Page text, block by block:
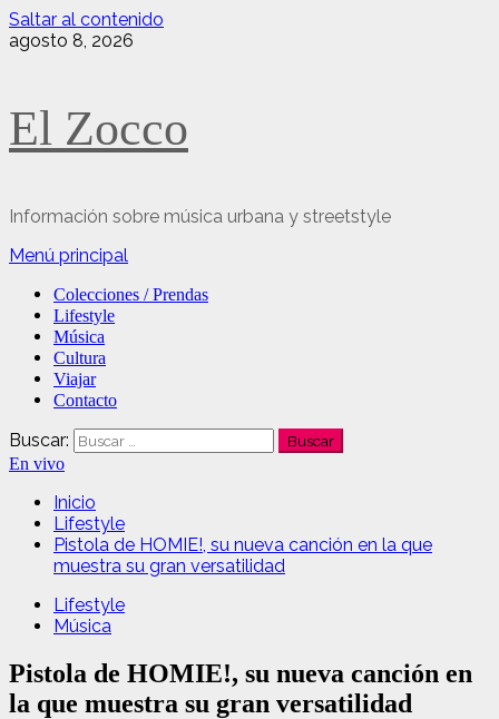
Saltar al contenido
agosto 8, 2026
El Zocco
Información sobre música urbana y streetstyle
Menú principal
Colecciones / Prendas
Lifestyle
Música
Cultura
Viajar
Contacto
Buscar:
En vivo
Inicio
Lifestyle
Pistola de HOMIE!, su nueva canción en la que
muestra su gran versatilidad
Lifestyle
Música
Pistola de HOMIE!, su nueva canción en
la que muestra su gran versatilidad